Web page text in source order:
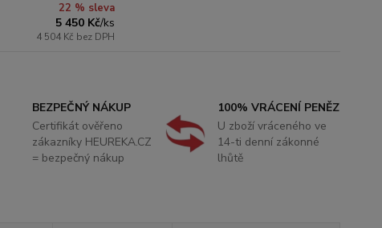
22 % sleva
5 450 Kč/ks
4 504 Kč bez DPH
BEZPEČNÝ NÁKUP
Certifikát ověřeno
zákazníky HEUREKA.CZ
= bezpečný nákup
100% VRÁCENÍ PENĚZ
U zboží vráceného ve
14-ti denní zákonné
lhůtě